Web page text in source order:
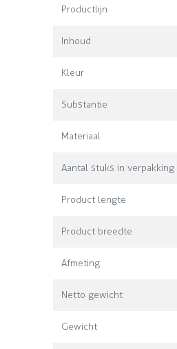
Productlijn
Inhoud
Kleur
Substantie
Materiaal
Aantal stuks in verpakking
Product lengte
Product breedte
Afmeting
Netto gewicht
Gewicht